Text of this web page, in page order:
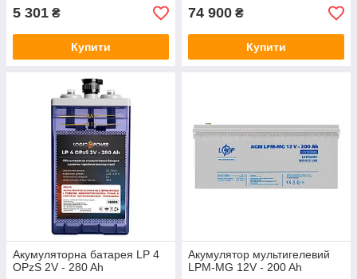
5 301 ₴
Купити
74 900 ₴
Купити
Акумуляторна батарея LP 4
OPzS 2V - 280 Ah
Акумулятор мультигелевий
LPM-MG 12V - 200 Ah